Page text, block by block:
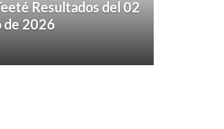
Resultados del 02
de 2026